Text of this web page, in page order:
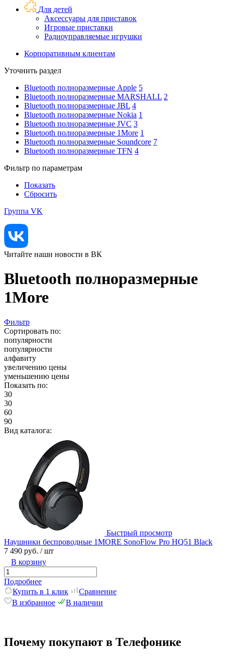
Для детей
Аксессуары для приставок
Игровые приставки
Радиоуправляемые игрушки
Корпоративным клиентам
Уточнить раздел
Bluetooth полноразмерные Apple 5
Bluetooth полноразмерные MARSHALL 2
Bluetooth полноразмерные JBL 4
Bluetooth полноразмерные Nokia 1
Bluetooth полноразмерные JVC 3
Bluetooth полноразмерные 1More 1
Bluetooth полноразмерные Soundcore 7
Bluetooth полноразмерные TFN 4
Фильтр по параметрам
Показать
Сбросить
Группа VK
Читайте наши новости в ВК
Bluetooth полноразмерные
1More
Фильтр
Сортировать по:
популярности
популярности
алфавиту
увеличению цены
уменьшению цены
Показать по:
30
30
60
90
Вид каталога:
Быстрый просмотр
Наушники беспроводные 1MORE SonoFlow Pro HQ51 Black
7 490 руб. / шт
В корзину
Подробнее
Купить в 1 клик
Сравнение
В избранное
В наличии
Почему покупают в Телефонике